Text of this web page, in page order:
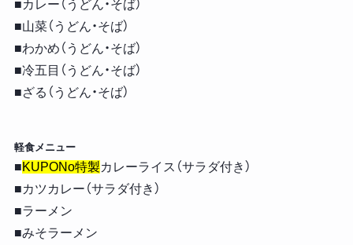
■カレー（うどん・そば）
■山菜（うどん・そば）
■わかめ（うどん・そば）
■冷五目（うどん・そば）
■ざる（うどん・そば）
軽食メニュー
■KUPONo特製カレーライス（サラダ付き）
■カツカレー（サラダ付き）
■ラーメン
■みそラーメン